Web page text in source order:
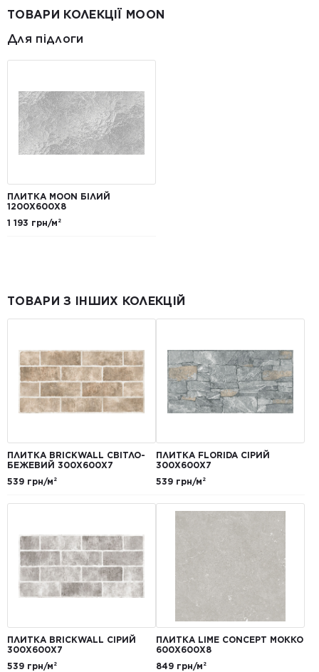
ТОВАРИ КОЛЕКЦІЇ MOON
Для підлоги
ПЛИТКА MOON БІЛИЙ
1200X600X8
1 193 грн/м²
ТОВАРИ З ІНШИХ КОЛЕКЦІЙ
ПЛИТКА BRICKWALL СВІТЛО-
БЕЖЕВИЙ 300Х600Х7
539 грн/м²
ПЛИТКА FLORIDA СІРИЙ
300Х600Х7
539 грн/м²
ПЛИТКА BRICKWALL СІРИЙ
300Х600Х7
539 грн/м²
ПЛИТКА LIME CONCEPT МОККО
600Х600Х8
849 грн/м²